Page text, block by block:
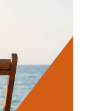
Questo
tempo alle